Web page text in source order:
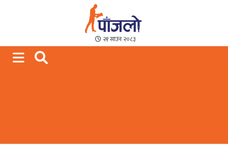
Paajalo News
We are from Far West Nepal
२१ साउन २०८३